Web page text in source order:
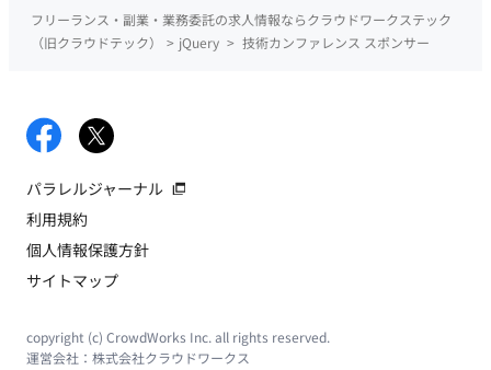
フリーランス・副業・業務委託の求人情報ならクラウドワークステック
（旧クラウドテック）
> jQuery > 技術カンファレンス スポンサー
パラレルジャーナル
利用規約
個人情報保護方針
サイトマップ
copyright (c) CrowdWorks Inc. all rights reserved.
運営会社： 株式会社クラウドワークス